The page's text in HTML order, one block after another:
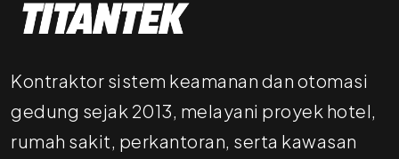
Kontraktor sistem keamanan dan otomasi
gedung sejak 2013, melayani proyek hotel,
rumah sakit, perkantoran, serta kawasan